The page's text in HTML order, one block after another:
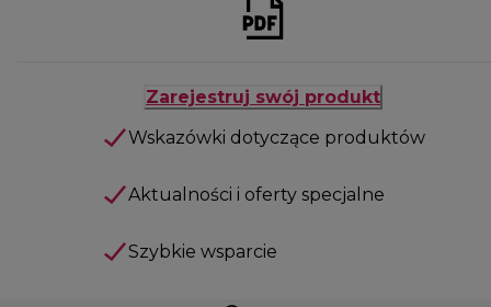
Zarejestruj swój produkt
Wskazówki dotyczące produktów
Aktualności i oferty specjalne
Szybkie wsparcie